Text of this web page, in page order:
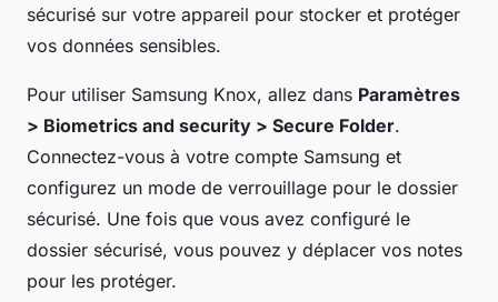
sécurisé sur votre appareil pour stocker et protéger
vos données sensibles.
Pour utiliser Samsung Knox, allez dans Paramètres
> Biometrics and security > Secure Folder.
Connectez-vous à votre compte Samsung et
configurez un mode de verrouillage pour le dossier
sécurisé. Une fois que vous avez configuré le
dossier sécurisé, vous pouvez y déplacer vos notes
pour les protéger.